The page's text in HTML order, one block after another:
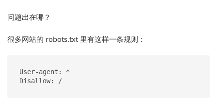
问题出在哪？
很多网站的 robots.txt 里有这样一条规则：
User-agent: *
Disallow: /